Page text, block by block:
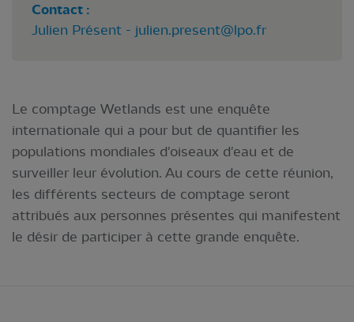
Contact :
Julien Présent - julien.present@lpo.fr
Le comptage Wetlands est une enquête
internationale qui a pour but de quantifier les
populations mondiales d'oiseaux d'eau et de
surveiller leur évolution. Au cours de cette réunion,
les différents secteurs de comptage seront
attribués aux personnes présentes qui manifestent
le désir de participer à cette grande enquête.